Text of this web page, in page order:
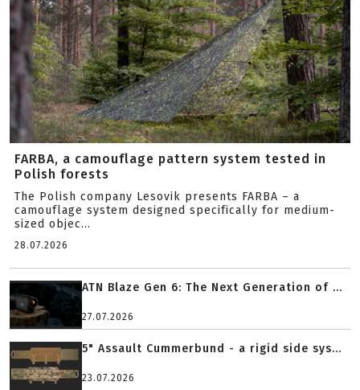
FARBA, a camouflage pattern system tested in
Polish forests
The Polish company Lesovik presents FARBA – a
camouflage system designed specifically for medium-
sized objec...
28.07.2026
ATN Blaze Gen 6: The Next Generation of ...
27.07.2026
5" Assault Cummerbund - a rigid side sys...
23.07.2026